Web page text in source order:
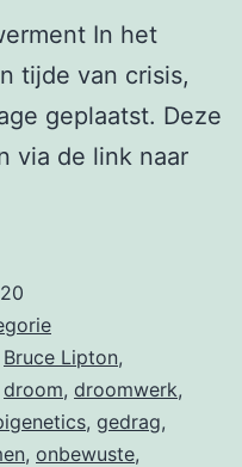
In het
tijde van crisis,
geplaatst. Deze
via de link naar
Bruce Lipton,
droom, droomwerk,
, gedrag,
, onbewuste,